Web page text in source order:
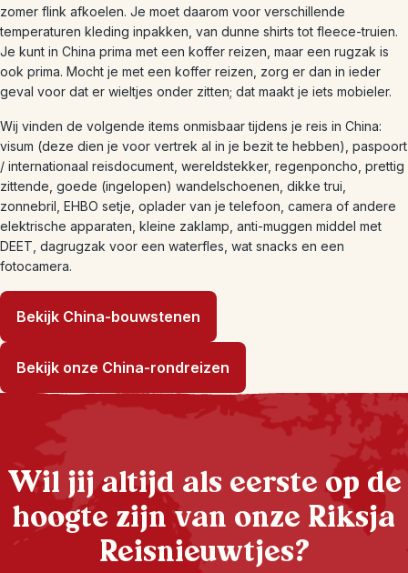
zomer flink afkoelen. Je moet daarom voor verschillende
temperaturen kleding inpakken, van dunne shirts tot fleece-truien.
Je kunt in China prima met een koffer reizen, maar een rugzak is
ook prima. Mocht je met een koffer reizen, zorg er dan in ieder
geval voor dat er wieltjes onder zitten; dat maakt je iets mobieler.
Wij vinden de volgende items onmisbaar tijdens je reis in China:
visum (deze dien je voor vertrek al in je bezit te hebben), paspoort
/ internationaal reisdocument, wereldstekker, regenponcho, prettig
zittende, goede (ingelopen) wandelschoenen, dikke trui,
zonnebril, EHBO setje, oplader van je telefoon, camera of andere
elektrische apparaten, kleine zaklamp, anti-muggen middel met
DEET, dagrugzak voor een waterfles, wat snacks en een
fotocamera.
Bekijk China-bouwstenen
Bekijk onze China-rondreizen
Wil jij altijd als eerste op de
hoogte zijn van onze Riksja
Reisnieuwtjes?